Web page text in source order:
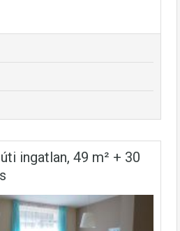
ingatlan, 49 m² + 30